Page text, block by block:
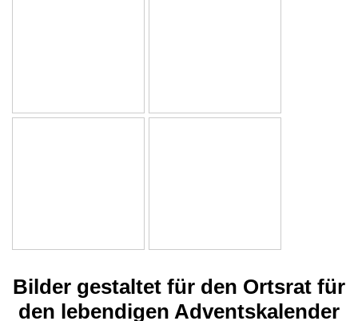
Bilder gestaltet für den Ortsrat für
den lebendigen Adventskalender